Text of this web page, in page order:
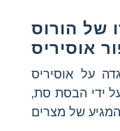
של הורוס
על אוסיריס
ידי הבסת סת,